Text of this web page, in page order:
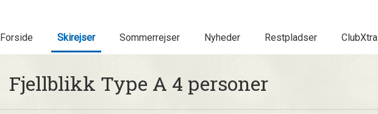
Forside Skirejser Sommerrejser Nyheder Restpladser ClubXtra
Fjellblikk Type A 4 personer